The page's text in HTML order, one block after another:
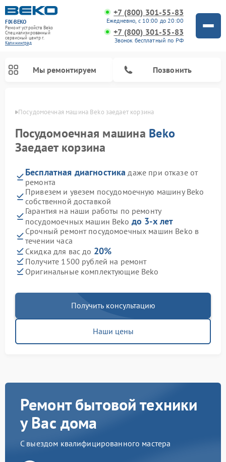
FIX-BEKO
Ремонт устройств Beko
Специализированный
cервисный центр г.
Калининград
+7 (800) 301-55-83
Ежедневно, с 10:00 до 20:00
+7 (800) 301-55-83
Звонок бесплатный по РФ
Мы ремонтируем Позвонить
Посудомоечная машина Beko заедает корзина
Посудомоечная машина Beko
Заедает корзина
Бесплатная диагностика даже при отказе от
ремонта
Привезем и увезем посудомоечную машину Beko
собственной доставкой
Гарантия на наши работы по ремонту
посудомоечных машин Beko до 3-х лет
Срочный ремонт посудомоечных машин Beko в
течении часа
Скидка для вас до 20%
Получите 1500 рублей на ремонт
Оригинальные комплектующие Beko
Получить консультацию
Наши цены
Ремонт бытовой техники
у Вас дома
С выездом квалифицированного мастера